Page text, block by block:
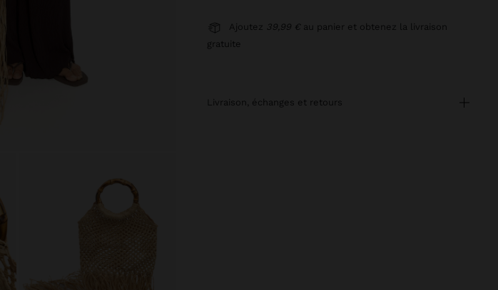
Ajoutez 39,99 € au panier et obtenez la livraison
gratuite
livraison, échanges et retours